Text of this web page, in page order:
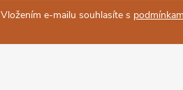
Vložením e-mailu souhlasíte s